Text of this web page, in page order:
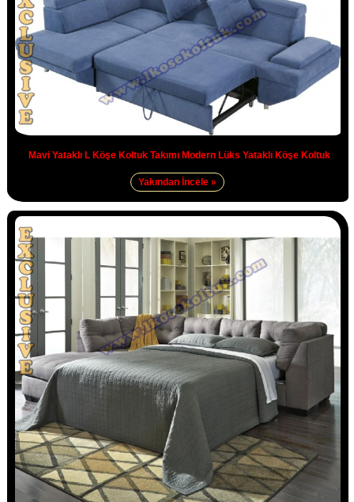
Mavi Yataklı L Köşe Koltuk Takımı Modern Lüks Yataklı Köşe Koltuk
Yakından İncele »